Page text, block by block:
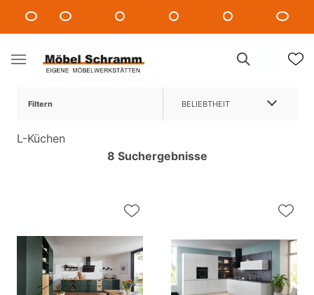
Filtern BELIEBTHEIT
L-Küchen
8 Suchergebnisse